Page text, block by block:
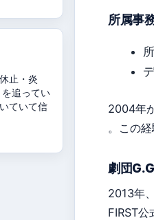
所属事
2004年
。この
劇団
2013年
FIRST
へ：脱退
由と改名
景説明が
けてくだ